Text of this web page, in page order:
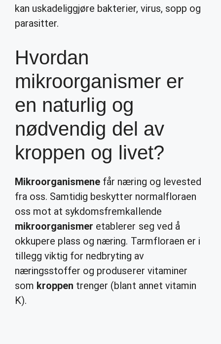
kan uskadeliggjøre bakterier, virus, sopp og
parasitter.
Hvordan
mikroorganismer er
en naturlig og
nødvendig del av
kroppen og livet?
Mikroorganismene får næring og levested
fra oss. Samtidig beskytter normalfloraen
oss mot at sykdomsfremkallende
mikroorganismer etablerer seg ved å
okkupere plass og næring. Tarmfloraen er i
tillegg viktig for nedbryting av
næringsstoffer og produserer vitaminer
som kroppen trenger (blant annet vitamin
K).